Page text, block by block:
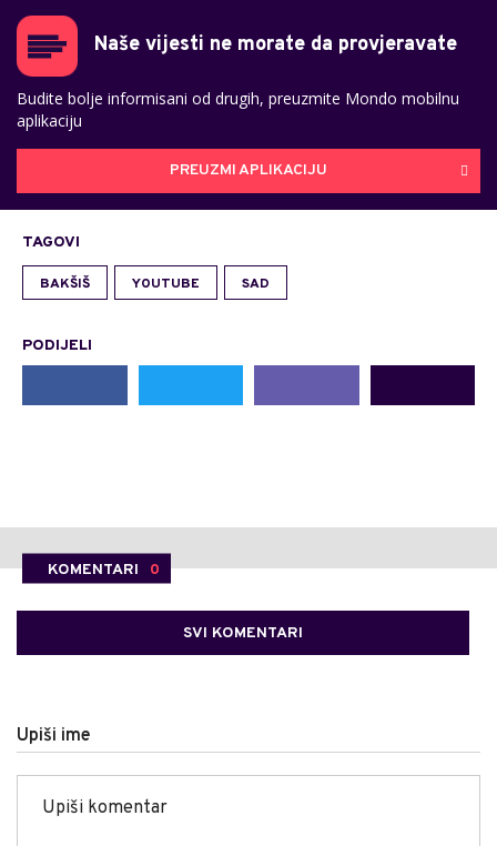
Naše vijesti ne morate da provjeravate
Budite bolje informisani od drugih, preuzmite Mondo mobilnu
aplikaciju
PREUZMI APLIKACIJU
TAGOVI
BAKŠIŠ YOUTUBE SAD
PODIJELI
KOMENTARI 0
SVI KOMENTARI
Upiši ime